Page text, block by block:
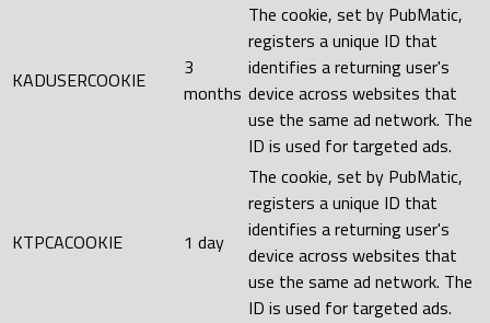
KADUSERCOOKIE
3
months
The cookie, set by PubMatic,
registers a unique ID that
identifies a returning user's
device across websites that
use the same ad network. The
ID is used for targeted ads.
KTPCACOOKIE 1 day
The cookie, set by PubMatic,
registers a unique ID that
identifies a returning user's
device across websites that
use the same ad network. The
ID is used for targeted ads.